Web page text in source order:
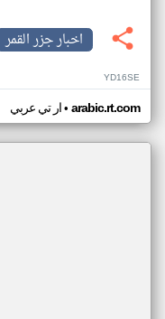
اخبار جزر القمر
YD16SE
ار تي عربي• arabic.rt.com